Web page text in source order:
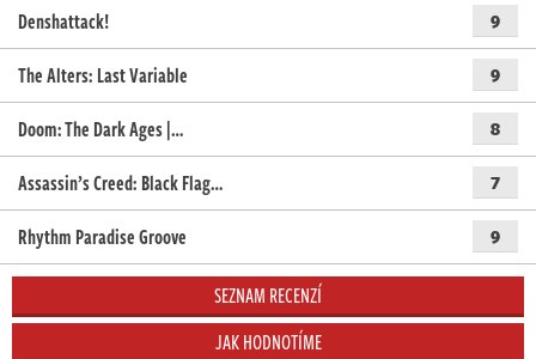
Denshattack! 9
The Alters: Last Variable 9
Doom: The Dark Ages |… 8
Assassin’s Creed: Black Flag… 7
Rhythm Paradise Groove 9
SEZNAM RECENZÍ
JAK HODNOTÍME